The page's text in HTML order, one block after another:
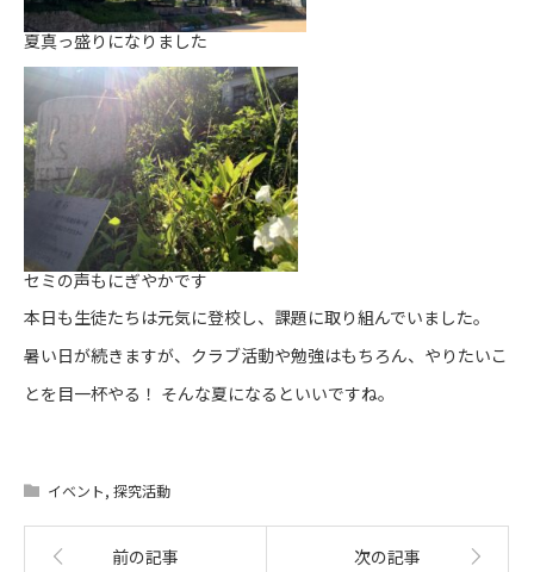
夏真っ盛りになりました
セミの声もにぎやかです
本日も生徒たちは元気に登校し、課題に取り組んでいました。
暑い日が続きますが、クラブ活動や勉強はもちろん、やりたいこ
とを目一杯やる！ そんな夏になるといいですね。
イベント, 探究活動
前の記事 次の記事